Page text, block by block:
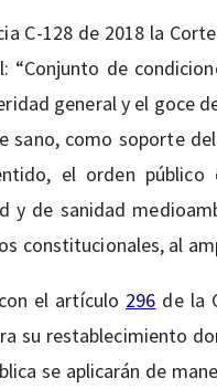
C-128 de 2018 la
“Conjunto de
general y el goce
sano, como soporte
el orden
y de sanidad
constitucionales, al
el artículo 296 de la
su restablecimiento
se aplicarán de